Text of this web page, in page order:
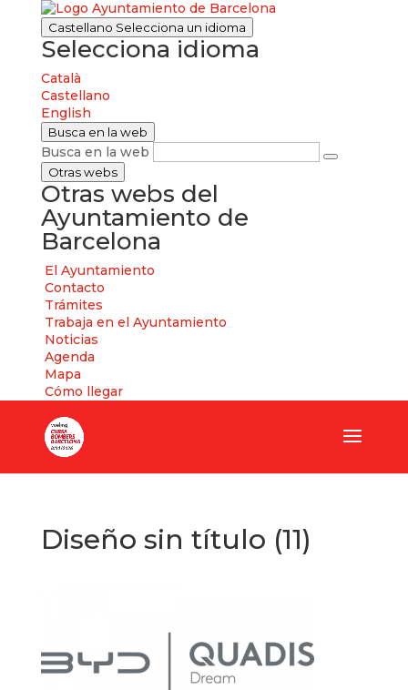
Castellano Selecciona un idioma
Selecciona idioma
Català
Castellano
English
Busca en la web
Busca en la web
Otras webs
Otras webs del
Ayuntamiento de
Barcelona
El Ayuntamiento
Contacto
Trámites
Trabaja en el Ayuntamiento
Noticias
Agenda
Mapa
Cómo llegar
Diseño sin título (11)